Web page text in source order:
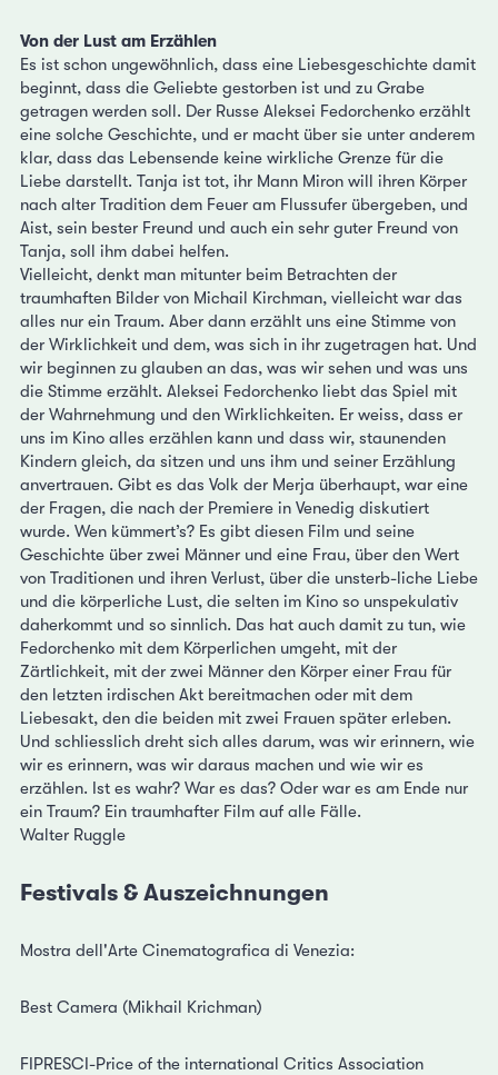
Von der Lust am Erzählen
Es ist schon ungewöhnlich, dass eine Liebesgeschichte damit
beginnt, dass die Geliebte gestorben ist und zu Grabe
getragen werden soll. Der Russe Aleksei Fedorchenko erzählt
eine solche Geschichte, und er macht über sie unter anderem
klar, dass das Lebensende keine wirkliche Grenze für die
Liebe darstellt. Tanja ist tot, ihr Mann Miron will ihren Körper
nach alter Tradition dem Feuer am Flussufer übergeben, und
Aist, sein bester Freund und auch ein sehr guter Freund von
Tanja, soll ihm dabei helfen.
Vielleicht, denkt man mitunter beim Betrachten der
traumhaften Bilder von Michail Kirchman, vielleicht war das
alles nur ein Traum. Aber dann erzählt uns eine Stimme von
der Wirklichkeit und dem, was sich in ihr zugetragen hat. Und
wir beginnen zu glauben an das, was wir sehen und was uns
die Stimme erzählt. Aleksei Fedorchenko liebt das Spiel mit
der Wahrnehmung und den Wirklichkeiten. Er weiss, dass er
uns im Kino alles erzählen kann und dass wir, staunenden
Kindern gleich, da sitzen und uns ihm und seiner Erzählung
anvertrauen. Gibt es das Volk der Merja überhaupt, war eine
der Fragen, die nach der Premiere in Venedig diskutiert
wurde. Wen kümmert’s? Es gibt diesen Film und seine
Geschichte über zwei Männer und eine Frau, über den Wert
von Traditionen und ihren Verlust, über die unsterb-liche Liebe
und die körperliche Lust, die selten im Kino so unspekulativ
daherkommt und so sinnlich. Das hat auch damit zu tun, wie
Fedorchenko mit dem Körperlichen umgeht, mit der
Zärtlichkeit, mit der zwei Männer den Körper einer Frau für
den letzten irdischen Akt bereitmachen oder mit dem
Liebesakt, den die beiden mit zwei Frauen später erleben.
Und schliesslich dreht sich alles darum, was wir erinnern, wie
wir es erinnern, was wir daraus machen und wie wir es
erzählen. Ist es wahr? War es das? Oder war es am Ende nur
ein Traum? Ein traumhafter Film auf alle Fälle.
Walter Ruggle
Festivals & Auszeichnungen
Mostra dell'Arte Cinematografica di Venezia:
Best Camera (Mikhail Krichman)
FIPRESCI-Price of the international Critics Association